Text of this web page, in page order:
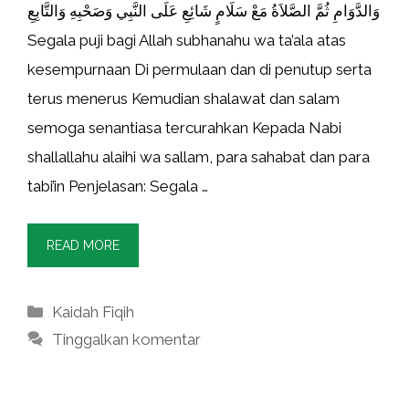
وَالدَّوَامِ ثُمَّ الصَّلاَةُ مَعْ سَلَامٍ شَائِعِ عَلَى النَّبِي وَصَحْبِهِ وَالتَّابِعِ
Segala puji bagi Allah subhanahu wa ta’ala atas
kesempurnaan Di permulaan dan di penutup serta
terus menerus Kemudian shalawat dan salam
semoga senantiasa tercurahkan Kepada Nabi
shallallahu alaihi wa sallam, para sahabat dan para
tabi’in Penjelasan: Segala …
READ MORE
Kategori
Kaidah Fiqih
Tinggalkan komentar